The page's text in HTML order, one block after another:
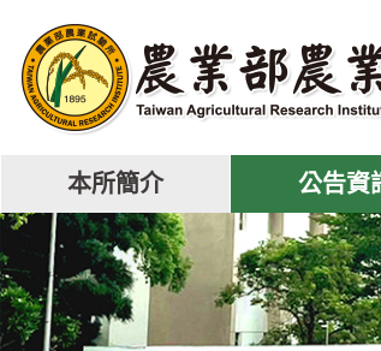
本所簡介 公告資